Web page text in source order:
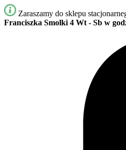
Zaraszamy do sklepu
Franciszka Smolki 4 Wt - Sb w